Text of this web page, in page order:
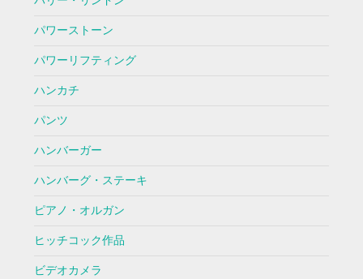
パワーストーン
パワーリフティング
ハンカチ
パンツ
ハンバーガー
ハンバーグ・ステーキ
ピアノ・オルガン
ヒッチコック作品
ビデオカメラ